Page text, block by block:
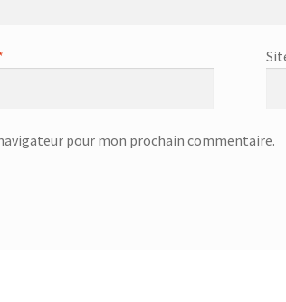
pour mon prochain commentaire.